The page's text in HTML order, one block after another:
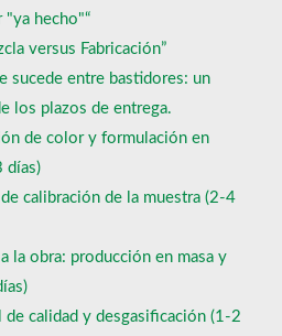
"ya hecho"“
versus Fabricación”
sucede entre bastidores: un
los plazos de entrega.
de color y formulación en
días)
calibración de la muestra (2-4
la obra: producción en masa y
de calidad y desgasificación (1-2